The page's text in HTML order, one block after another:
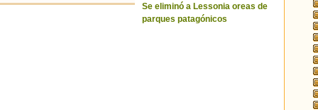
Se eliminó a Lessonia oreas de
parques patagónicos